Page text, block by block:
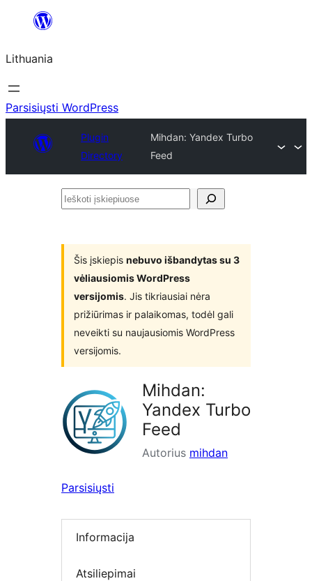
turinio
Lithuania
Parsisiųsti WordPress
Plugin
Directory
Mihdan: Yandex Turbo
Feed
Ieškoti
Šis įskiepis nebuvo išbandytas su 3
vėliausiomis WordPress
versijomis. Jis tikriausiai nėra
prižiūrimas ir palaikomas, todėl gali
neveikti su naujausiomis WordPress
versijomis.
Mihdan:
Yandex Turbo
Feed
Autorius mihdan
Parsisiųsti
Informacija
Atsiliepimai